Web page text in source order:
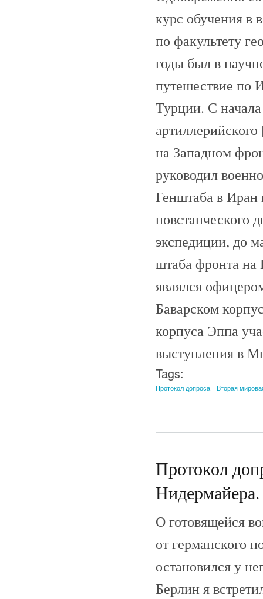
курс обучения в
по факультету
годы был в
путешествие по
Турции. С начала
на Западном
руководил
Генштаба в Иран
повстанческого
экспедиции, до
штаба фронта на
являлся
Баварском
корпуса Эппа
выступления в
Tags:
Протокол допроса Вторая
Протокол
О готовящейся
от германского
остановился у
Берлин я